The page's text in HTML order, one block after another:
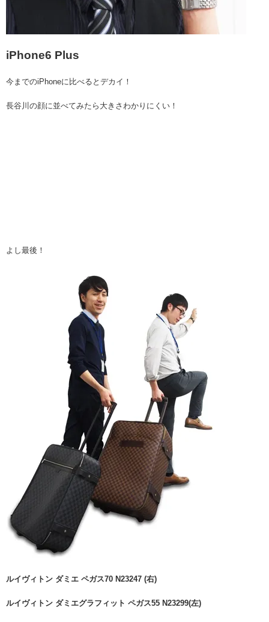
iPhone6 Plus
今までのiPhoneに比べるとデカイ！
長谷川の顔に並べてみたら大きさわかりにくい！
よし最後！
ルイヴィトン ダミエ ペガス70 N23247 (右)
ルイヴィトン ダミエグラフィット ペガス55 N23299(左)